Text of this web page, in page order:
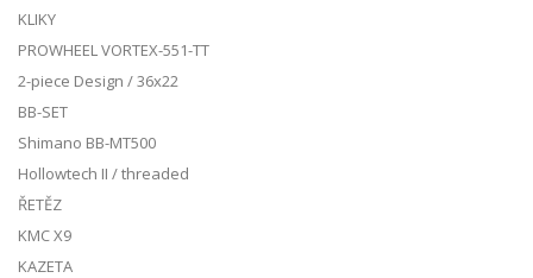
KLIKY
PROWHEEL VORTEX-551-TT
2-piece Design / 36x22
BB-SET
Shimano BB-MT500
Hollowtech II / threaded
ŘETĚZ
KMC X9
KAZETA